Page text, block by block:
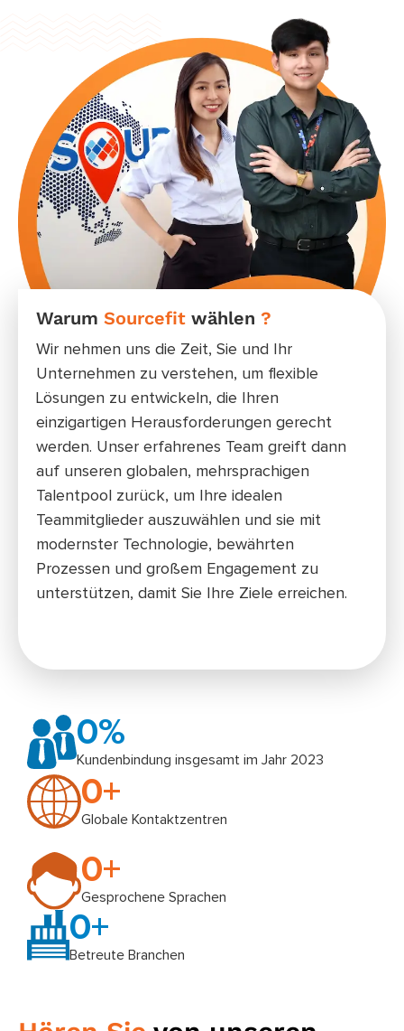
Warum Sourcefit wählen ?
Wir nehmen uns die Zeit, Sie und Ihr
Unternehmen zu verstehen, um flexible
Lösungen zu entwickeln, die Ihren
einzigartigen Herausforderungen gerecht
werden. Unser erfahrenes Team greift dann
auf unseren globalen, mehrsprachigen
Talentpool zurück, um Ihre idealen
Teammitglieder auszuwählen und sie mit
modernster Technologie, bewährten
Prozessen und großem Engagement zu
unterstützen, damit Sie Ihre Ziele erreichen.
Kundenbindung insgesamt im Jahr 2023
0%
Globale Kontaktzentren
0+
Gesprochene Sprachen
0+
Betreute Branchen
0+